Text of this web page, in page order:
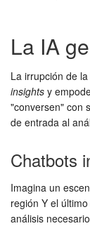
La IA
La irrupción de
insights y
"conversen" con
de entrada al
Chatbots
Imagina un
región Y el
análisis